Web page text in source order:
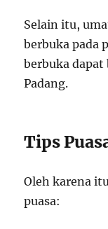
Selain itu,
berbuka pada
berbuka dapat
Padang.
Tips
Oleh karena
puasa: